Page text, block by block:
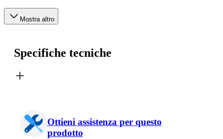
Mostra altro
Specifiche tecniche
Ottieni assistenza per questo
prodotto